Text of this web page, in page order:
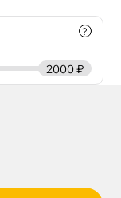
?
2000 ₽